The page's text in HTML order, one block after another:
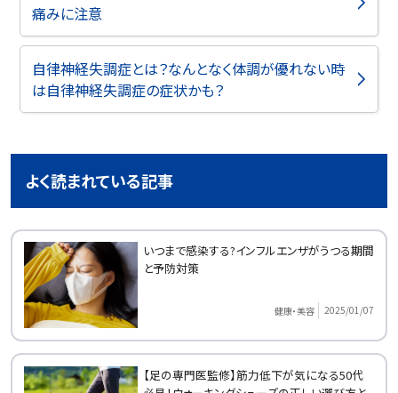
痛みに注意
自律神経失調症とは？なんとなく体調が優れない時
は自律神経失調症の症状かも？
よく読まれている記事
いつまで感染する?インフルエンザがうつる期間
と予防対策
健康・美容 2025/01/07
【足の専門医監修】筋力低下が気になる50代